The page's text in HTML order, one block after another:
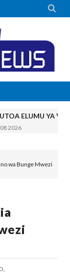

ELUMU YA
2026
Kile Kwa Miaka
Za Kutisha Usiku,
Dhuluma, Mpaka
wa Bunge Mwezi